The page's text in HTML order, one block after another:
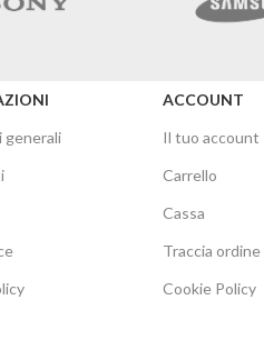
generali
ACCOUNT
Il tuo account
Carrello
Cassa
Traccia ordine
Cookie Policy